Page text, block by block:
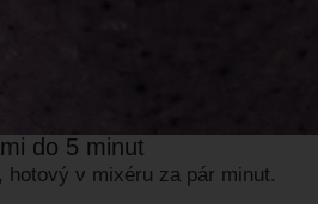
do 5 minut
v mixéru za pár minut.